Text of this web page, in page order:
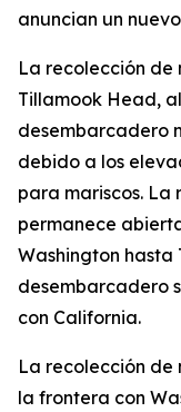
anuncian un
La recolección de
Tillamook Head,
desembarcadero
debido a los
para mariscos. La
permanece
Washington hasta
desembarcadero
con California.
La recolección
la frontera con